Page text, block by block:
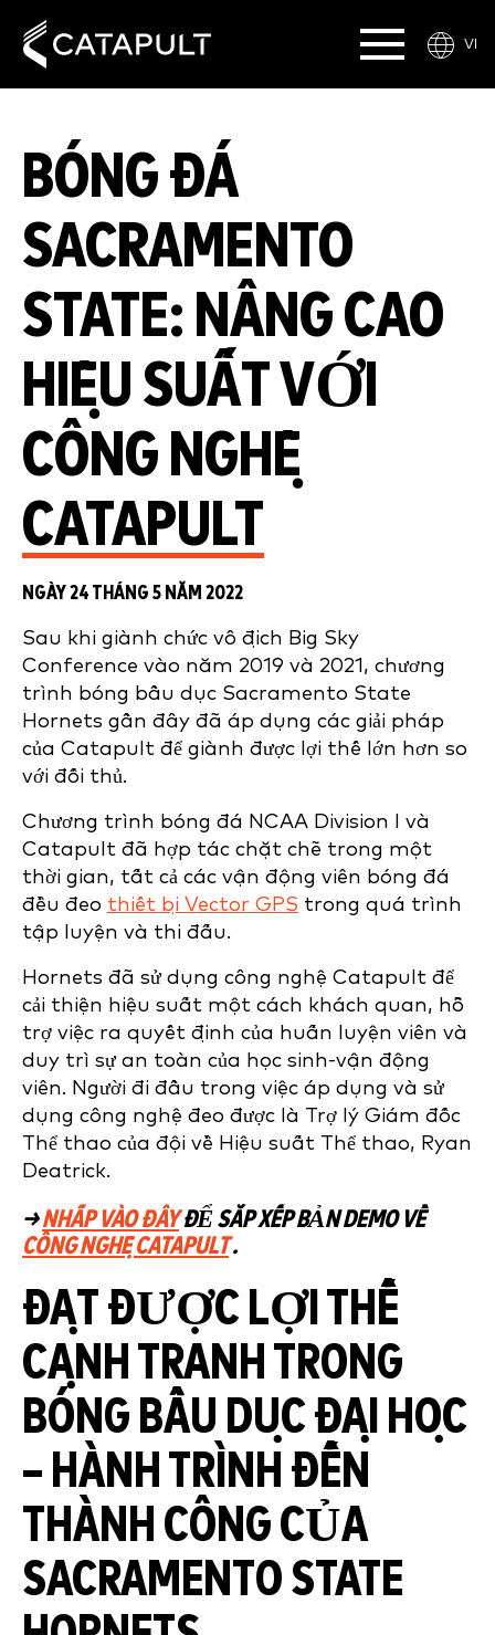
VI
BÓNG ĐÁ
SACRAMENTO
STATE: NÂNG CAO
HIỆU SUẤT VỚI
CÔNG NGHỆ
CATAPULT
NGÀY 24 THÁNG 5 NĂM 2022
Sau khi giành chức vô địch Big Sky
Conference vào năm 2019 và 2021, chương
trình bóng bầu dục Sacramento State
Hornets gần đây đã áp dụng các giải pháp
của Catapult để giành được lợi thế lớn hơn so
với đối thủ.
Chương trình bóng đá NCAA Division I và
Catapult đã hợp tác chặt chẽ trong một
thời gian, tất cả các vận động viên bóng đá
đều đeo thiết bị Vector GPS trong quá trình
tập luyện và thi đấu.
Hornets đã sử dụng công nghệ Catapult để
cải thiện hiệu suất một cách khách quan, hỗ
trợ việc ra quyết định của huấn luyện viên và
duy trì sự an toàn của học sinh-vận động
viên. Người đi đầu trong việc áp dụng và sử
dụng công nghệ đeo được là Trợ lý Giám đốc
Thể thao của đội về Hiệu suất Thể thao, Ryan
Deatrick.
→NHẤP VÀO ĐÂYĐỂ SẮP XẾP BẢN DEMO VỀ
CÔNG NGHỆ CATAPULT.
ĐẠT ĐƯỢC LỢI THẾ
CẠNH TRANH TRONG
BÓNG BẦU DỤC ĐẠI HỌC
– HÀNH TRÌNH ĐẾN
THÀNH CÔNG CỦA
SACRAMENTO STATE